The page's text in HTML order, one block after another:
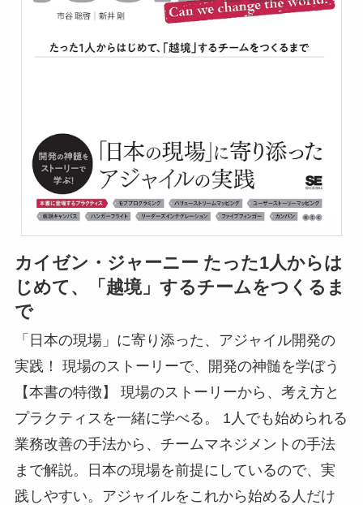
カイゼン・ジャーニー たった1人からは
じめて、「越境」するチームをつくるま
で
「日本の現場」に寄り添った、アジャイル開発の
実践！ 現場のストーリーで、開発の神髄を学ぼう
【本書の特徴】 現場のストーリーから、考え方と
プラクティスを一緒に学べる。 1人でも始められる
業務改善の手法から、チームマネジメントの手法
まで解説。日本の現場を前提にしているので、実
践しやすい。アジャイルをこれから始める人だけ